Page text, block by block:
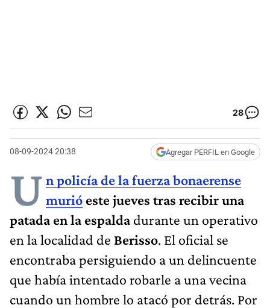
28
08-09-2024 20:38 Agregar PERFIL en Google
U n policía de la fuerza bonaerense
murió este jueves tras recibir una
patada en la espaldadurante un operativo
en la localidad de Berisso. El oficial se
encontraba persiguiendo a un delincuente
que había intentado robarle a una vecina
cuando un hombre lo atacó por detrás. Por